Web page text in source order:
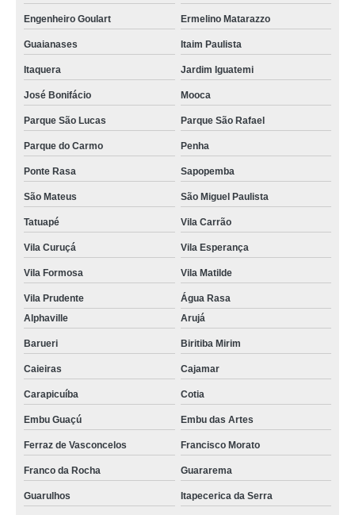
Engenheiro Goulart Ermelino Matarazzo
Guaianases Itaim Paulista
Itaquera Jardim Iguatemi
José Bonifácio Mooca
Parque São Lucas Parque São Rafael
Parque do Carmo Penha
Ponte Rasa Sapopemba
São Mateus São Miguel Paulista
Tatuapé Vila Carrão
Vila Curuçá Vila Esperança
Vila Formosa Vila Matilde
Vila Prudente
Água Rasa
Alphaville
Arujá
Barueri Biritiba Mirim
Caieiras Cajamar
Carapicuíba Cotia
Embu Guaçú Embu das Artes
Ferraz de Vasconcelos Francisco Morato
Franco da Rocha Guararema
Guarulhos Itapecerica da Serra